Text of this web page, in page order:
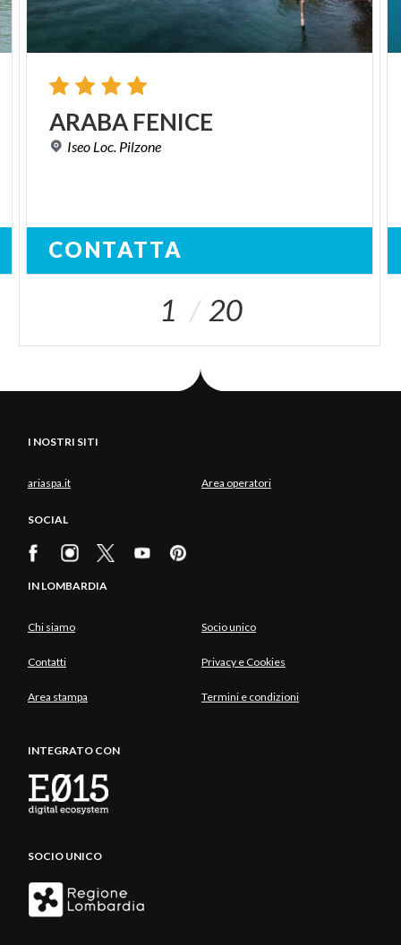
ARABA FENICE
Iseo Loc. Pilzone
CONTATTA
1 20
I NOSTRI SITI
ariaspa.it Area operatori
SOCIAL
IN LOMBARDIA
Chi siamo Socio unico
Contatti Privacy e Cookies
Area stampa Termini e condizioni
INTEGRATO CON
SOCIO UNICO